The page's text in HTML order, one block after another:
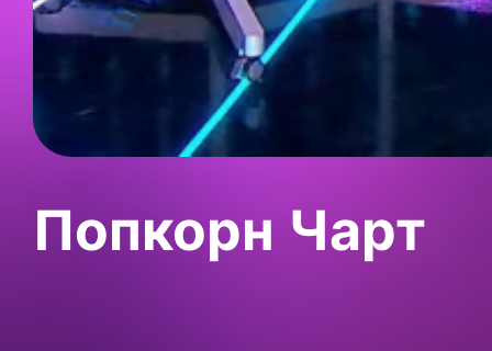
Попкорн Чарт